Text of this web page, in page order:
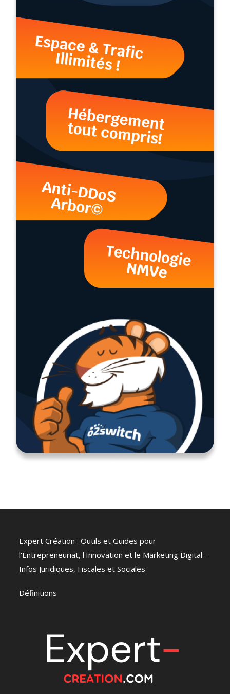
Expert Création : Outils et Guides pour
l'Entrepreneuriat, l'Innovation et le Marketing Digital -
Infos Juridiques, Fiscales et Sociales
Définitions